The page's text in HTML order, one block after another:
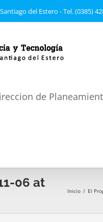
del Estero - Tel. (0385)
de
06 at
Inicio / El